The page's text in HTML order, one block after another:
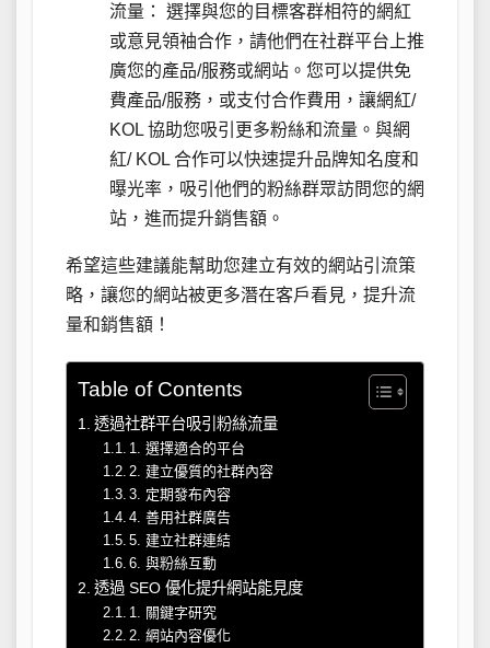
流量： 選擇與您的目標客群相符的網紅
或意見領袖合作，請他們在社群平台上推
廣您的產品/服務或網站。您可以提供免
費產品/服務，或支付合作費用，讓網紅/
KOL 協助您吸引更多粉絲和流量。與網
紅/ KOL 合作可以快速提升品牌知名度和
曝光率，吸引他們的粉絲群眾訪問您的網
站，進而提升銷售額。
希望這些建議能幫助您建立有效的網站引流策
略，讓您的網站被更多潛在客戶看見，提升流
量和銷售額！
Table of Contents
透過社群平台吸引粉絲流量
1. 選擇適合的平台
2. 建立優質的社群內容
3. 定期發布內容
4. 善用社群廣告
5. 建立社群連結
6. 與粉絲互動
透過 SEO 優化提升網站能見度
1. 關鍵字研究
2. 網站內容優化